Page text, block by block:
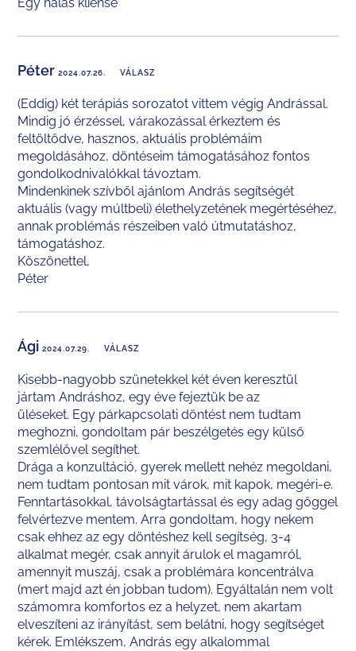
Péter2024.07.26. VÁLASZ
(Eddig) két terápiás sorozatot vittem végig Andrással.
Mindig jó érzéssel, várakozással érkeztem és
feltöltődve, hasznos, aktuális problémáim
megoldásához, döntéseim támogatásához fontos
gondolkodnivalókkal távoztam.
Mindenkinek szívből ajánlom András segítségét
aktuális (vagy múltbeli) élethelyzetének megértéséhez,
annak problémás részeiben való útmutatáshoz,
támogatáshoz.
Köszönettel,
Péter
Ági2024.07.29. VÁLASZ
Kisebb-nagyobb szünetekkel két éven keresztül
jártam Andráshoz, egy éve fejeztük be az
üléseket. Egy párkapcsolati döntést nem tudtam
meghozni, gondoltam pár beszélgetés egy külső
szemlélővel segíthet.
Drága a konzultáció, gyerek mellett nehéz megoldani,
nem tudtam pontosan mit várok, mit kapok, megéri-e.
Fenntartásokkal, távolságtartással és egy adag gőggel
felvértezve mentem. Arra gondoltam, hogy nekem
csak ehhez az egy döntéshez kell segítség, 3-4
alkalmat megér, csak annyit árulok el magamról,
amennyit muszáj, csak a problémára koncentrálva
(mert majd azt én jobban tudom). Egyáltalán nem volt
számomra komfortos ez a helyzet, nem akartam
elveszíteni az irányítást, sem belátni, hogy segítséget
kérek. Emlékszem, András egy alkalommal